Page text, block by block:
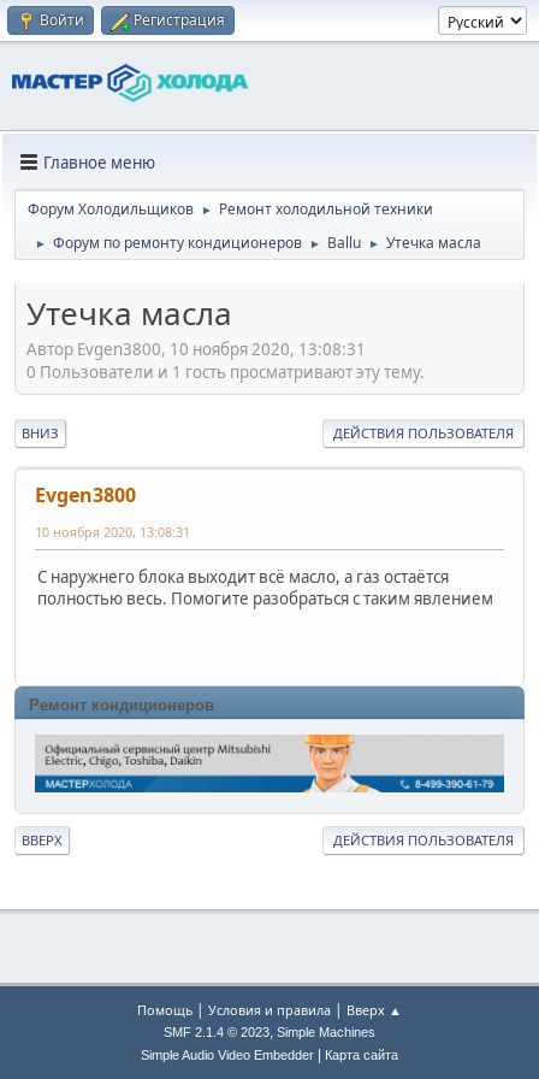
Войти Регистрация
Главное меню
Форум Холодильщиков ► Ремонт холодильной техники
► Форум по ремонту кондиционеров ► Ballu ► Утечка масла
Утечка масла
Автор Evgen3800, 10 ноября 2020, 13:08:31
0 Пользователи и 1 гость просматривают эту тему.
ВНИЗ ДЕЙСТВИЯ ПОЛЬЗОВАТЕЛЯ
Evgen3800
10 ноября 2020, 13:08:31
С наружнего блока выходит всё масло, а газ остаётся
полностью весь. Помогите разобраться с таким явлением
Ремонт кондиционеров
ВВЕРХ ДЕЙСТВИЯ ПОЛЬЗОВАТЕЛЯ
Помощь | Условия и правила | Вверх ▲
SMF 2.1.4 © 2023, Simple Machines
Simple Audio Video Embedder
Карта сайта